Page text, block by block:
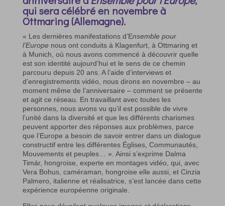
qui sera célébré en novembre à
Ottmaring (Allemagne).
« Les dernières manifestations d’Ensemble pour
l’Europe nous ont conduits à Klagenfurt, à Ottmaring et
à Munich, où nous avons commencé à découvrir quelle
est son identité aujourd’hui et le sens de ce chemin
parcouru depuis 20 ans. A l’aide d’interviews et
d’enregistrements vidéo, nous dirons en novembre – au
moment même de l’anniversaire – comment se présente
et agit ce réseau. En travaillant avec toutes les
personnes, nous avons vu qu’il est possible de vivre
l’unité dans la diversité et que les différents charismes
peuvent apporter des réponses aux problèmes, parce
que l’Europe a besoin de savoir entrer dans un dialogue
constructif entre les différentes Églises, Communautés,
Mouvements et peuples… ». Ainsi s’exprime Dalma
Timár, hongroise, experte en montages vidéo, qui, avec
Vera Bohus, caméraman, hongroise elle aussi, et Cinzia
Palmero, italienne et réalisatrice, s’est lancée dans cette
expérience européenne originale.